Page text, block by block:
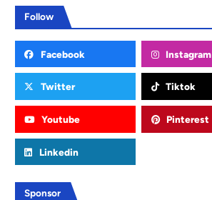
Follow
Facebook Instagram
Twitter Tiktok
Youtube Pinterest
Linkedin
Sponsor